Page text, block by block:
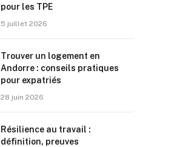
pour les TPE
5 juillet 2026
Trouver un logement en
Andorre : conseils pratiques
pour expatriés
28 juin 2026
Résilience au travail :
définition, preuves